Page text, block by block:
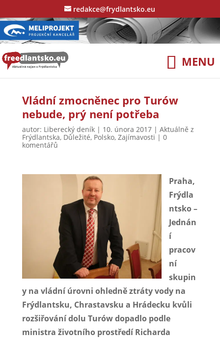
redakce@frydlantsko.eu
Vládní zmocněnec pro Turów
nebude, prý není potřeba
autor: Liberecký deník| 10. února 2017| Aktuálně z
Frýdlantska, Důležité, Polsko, Zajímavosti | 0
komentářů
Praha,
Frýdla
ntsko –
Jednán
í
pracov
ní
skupin
y na vládní úrovni ohledně ztráty vody na
Frýdlantsku, Chrastavsku a Hrádecku kvůli
rozšiřování dolu Turów dopadlo podle
ministra životního prostředí Richarda